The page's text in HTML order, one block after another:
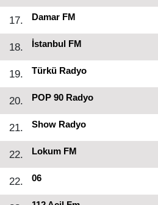
17. Damar FM
18. İstanbul FM
19. Türkü Radyo
20. POP 90 Radyo
21. Show Radyo
22. Lokum FM
22. 06